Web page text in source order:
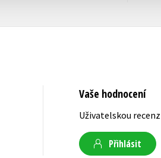
Vaše hodnocení
Uživatelskou
Přihlásit